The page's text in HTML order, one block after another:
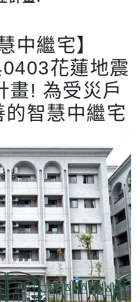
中繼宅​​】
花蓮地震
畫! 為受災戶
智慧中繼宅​​